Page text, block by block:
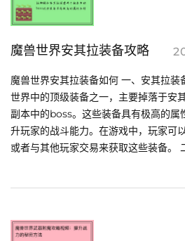
魔兽世界安其拉装备攻略
魔兽世界安其拉装备如何 一、安其拉
世界中的顶级装备之一，主要掉落于安
副本中的boss。这些装备具有极高的属
升玩家的战斗能力。在游戏中，玩家可
或者与其他玩家交易来获取这些装备。